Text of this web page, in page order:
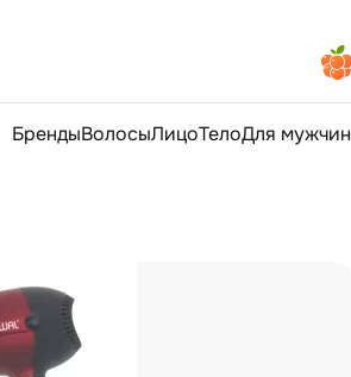
БрендыВолосыЛицоТелоДля мужчин